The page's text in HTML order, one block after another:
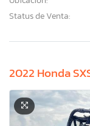
Status de Venta:
2022 Honda